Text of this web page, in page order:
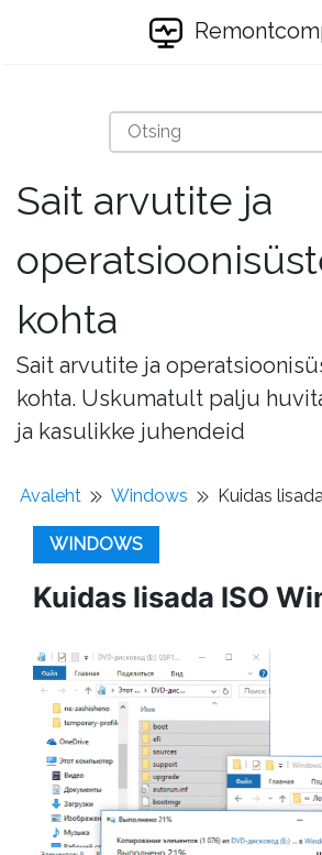
Sait arvutite ja
kohta
Sait arvutite ja
kohta. Uskumatult palju
ja kasulikke juhendeid
Avaleht Windows Kuidas
WINDOWS
Kuidas lisada ISO